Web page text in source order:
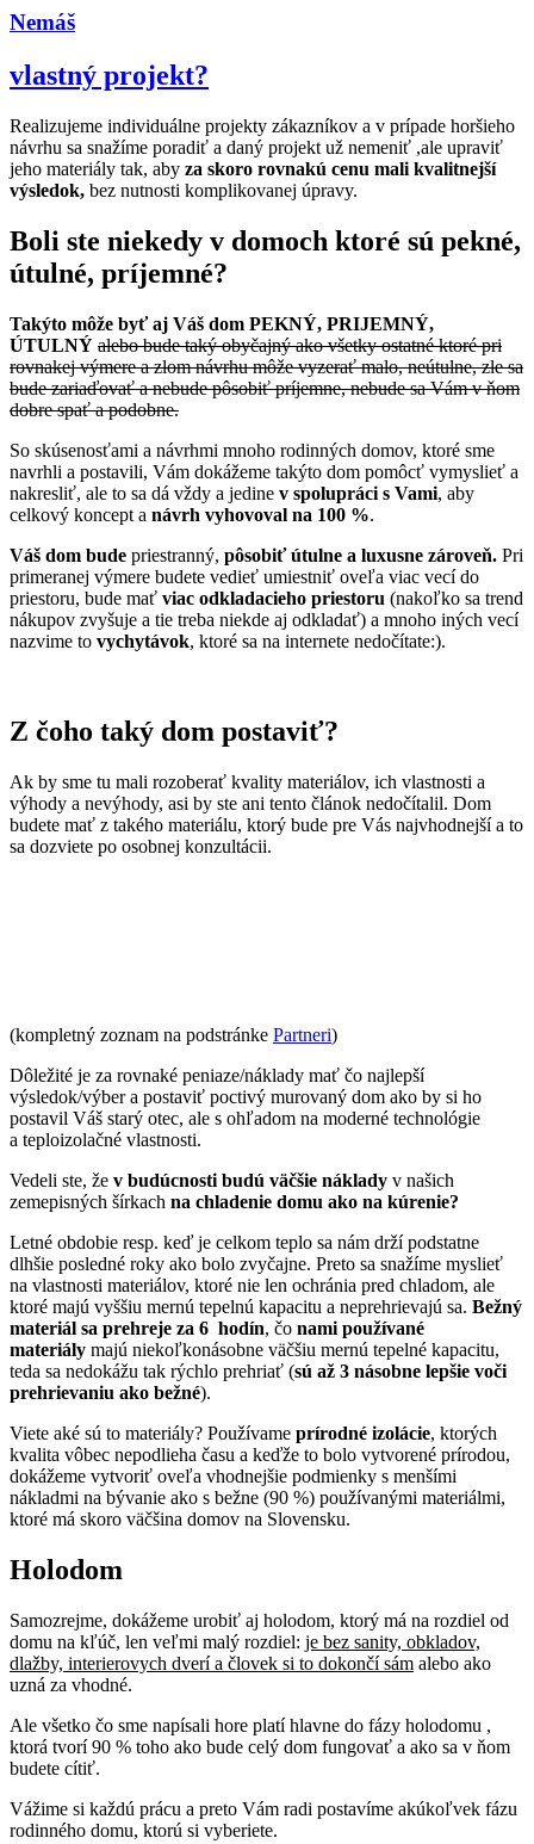
Nemáš
vlastný projekt?
Realizujeme individuálne projekty zákazníkov a v prípade horšieho
návrhu sa snažíme poradiť a daný projekt už nemeniť ,ale upraviť
jeho materiály tak, aby za skoro rovnakú cenu mali kvalitnejší
výsledok, bez nutnosti komplikovanej úpravy.
Boli ste niekedy v domoch ktoré sú pekné,
útulné, príjemné?
Takýto môže byť aj Váš dom PEKNÝ, PRIJEMNÝ,
ÚTULNÝ alebo bude taký obyčajný ako všetky ostatné ktoré pri
rovnakej výmere a zlom návrhu môže vyzerať malo, neútulne, zle sa
bude zariaďovať a nebude pôsobiť príjemne, nebude sa Vám v ňom
dobre spať a podobne.
So skúsenosťami a návrhmi mnoho rodinných domov, ktoré sme
navrhli a postavili, Vám dokážeme takýto dom pomôcť vymyslieť a
nakresliť, ale to sa dá vždy a jedine v spolupráci s Vami, aby
celkový koncept a návrh vyhovoval na 100 %.
Váš dom bude priestranný, pôsobiť útulne a luxusne zároveň. Pri
primeranej výmere budete vedieť umiestniť oveľa viac vecí do
priestoru, bude mať viac odkladacieho priestoru (nakoľko sa trend
nákupov zvyšuje a tie treba niekde aj odkladať) a mnoho iných vecí
nazvime to vychytávok, ktoré sa na internete nedočítate:).
Z čoho taký dom postaviť?
Ak by sme tu mali rozoberať kvality materiálov, ich vlastnosti a
výhody a nevýhody, asi by ste ani tento článok nedočítalil. Dom
budete mať z takého materiálu, ktorý bude pre Vás najvhodnejší a to
sa dozviete po osobnej konzultácii.
(kompletný zoznam na podstránke Partneri)
Dôležité je za rovnaké peniaze/náklady mať čo najlepší
výsledok/výber a postaviť poctivý murovaný dom ako by si ho
postavil Váš starý otec, ale s ohľadom na moderné technológie
a teploizolačné vlastnosti.
Vedeli ste, že v budúcnosti budú väčšie náklady v našich
zemepisných šírkach na chladenie domu ako na kúrenie?
Letné obdobie resp. keď je celkom teplo sa nám drží podstatne
dlhšie posledné roky ako bolo zvyčajne. Preto sa snažíme myslieť
na vlastnosti materiálov, ktoré nie len ochránia pred chladom, ale
ktoré majú vyššiu mernú tepelnú kapacitu a neprehrievajú sa. Bežný
materiál sa prehreje za 6 hodín, čo nami používané
materiály majú niekoľkonásobne väčšiu mernú tepelné kapacitu,
teda sa nedokážu tak rýchlo prehriať (sú až 3 násobne lepšie voči
prehrievaniu ako bežné).
Viete aké sú to materiály? Používame prírodné izolácie, ktorých
kvalita vôbec nepodlieha času a keďže to bolo vytvorené prírodou,
dokážeme vytvoriť oveľa vhodnejšie podmienky s menšími
nákladmi na bývanie ako s bežne (90 %) používanými materiálmi,
ktoré má skoro väčšina domov na Slovensku.
Holodom
Samozrejme, dokážeme urobiť aj holodom, ktorý má na rozdiel od
domu na kľúč, len veľmi malý rozdiel: je bez sanity, obkladov,
dlažby, interierovych dverí a človek si to dokončí sám alebo ako
uzná za vhodné.
Ale všetko čo sme napísali hore platí hlavne do fázy holodomu ,
ktorá tvorí 90 % toho ako bude celý dom fungovať a ako sa v ňom
budete cítiť.
Vážime si každú prácu a preto Vám radi postavíme akúkoľvek fázu
rodinného domu, ktorú si vyberiete.